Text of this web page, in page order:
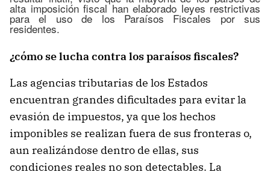
alta imposición fiscal han elaborado leyes restrictivas
para el uso de los Paraísos Fiscales por sus
residentes.
¿cómo se lucha contra los paraísos fiscales?
Las agencias tributarias de los Estados
encuentran grandes dificultades para evitar la
evasión de impuestos, ya que los hechos
imponibles se realizan fuera de sus fronteras o,
aun realizándose dentro de ellas, sus
condiciones reales no son detectables. La